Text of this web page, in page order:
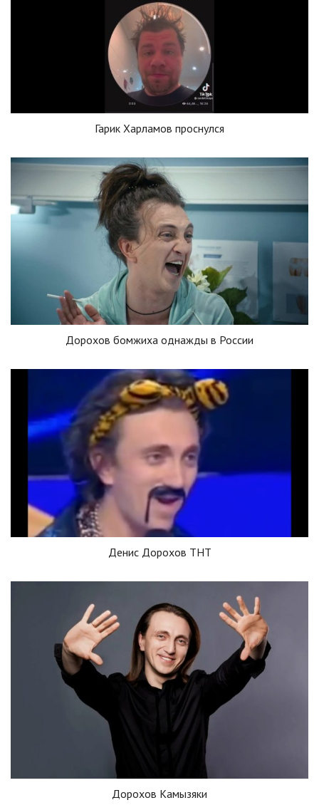
Гарик Харламов проснулся
Дорохов бомжиха однажды в России
Денис Дорохов ТНТ
Дорохов Камызяки